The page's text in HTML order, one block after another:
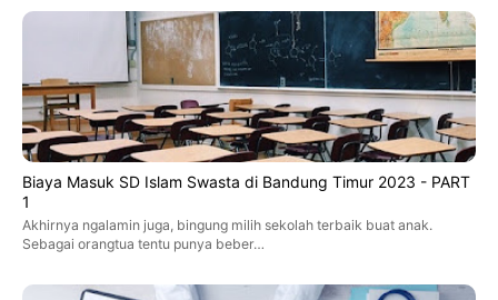
Biaya Masuk SD Islam Swasta di Bandung Timur 2023 - PART
1
Akhirnya ngalamin juga, bingung milih sekolah terbaik buat anak.
Sebagai orangtua tentu punya beber…